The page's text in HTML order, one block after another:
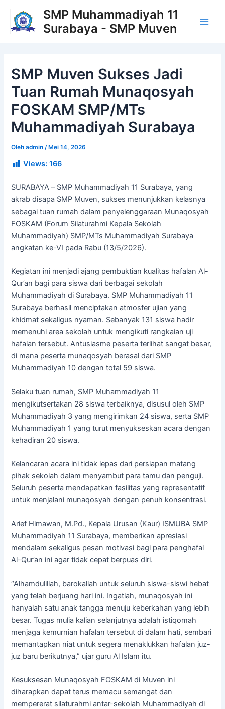
konten
SMP Muhammadiyah 11
Surabaya - SMP Muven
SMP Muven Sukses Jadi
Tuan Rumah Munaqosyah
FOSKAM SMP/MTs
Muhammadiyah Surabaya
Olehadmin/ Mei 14, 2026
Views: 166
SURABAYA – SMP Muhammadiyah 11 Surabaya, yang
akrab disapa SMP Muven, sukses menunjukkan kelasnya
sebagai tuan rumah dalam penyelenggaraan Munaqosyah
FOSKAM (Forum Silaturahmi Kepala Sekolah
Muhammadiyah) SMP/MTs Muhammadiyah Surabaya
angkatan ke-VI pada Rabu (13/5/2026).
Kegiatan ini menjadi ajang pembuktian kualitas hafalan Al-
Qur’an bagi para siswa dari berbagai sekolah
Muhammadiyah di Surabaya. SMP Muhammadiyah 11
Surabaya berhasil menciptakan atmosfer ujian yang
khidmat sekaligus nyaman. Sebanyak 131 siswa hadir
memenuhi area sekolah untuk mengikuti rangkaian uji
hafalan tersebut. Antusiasme peserta terlihat sangat besar,
di mana peserta munaqosyah berasal dari SMP
Muhammadiyah 10 dengan total 59 siswa.
Selaku tuan rumah, SMP Muhammadiyah 11
mengikutsertakan 28 siswa terbaiknya, disusul oleh SMP
Muhammadiyah 3 yang mengirimkan 24 siswa, serta SMP
Muhammadiyah 1 yang turut menyukseskan acara dengan
kehadiran 20 siswa.
Kelancaran acara ini tidak lepas dari persiapan matang
pihak sekolah dalam menyambut para tamu dan penguji.
Seluruh peserta mendapatkan fasilitas yang representatif
untuk menjalani munaqosyah dengan penuh konsentrasi.
Arief Himawan, M.Pd., Kepala Urusan (Kaur) ISMUBA SMP
Muhammadiyah 11 Surabaya, memberikan apresiasi
mendalam sekaligus pesan motivasi bagi para penghafal
Al-Qur’an ini agar tidak cepat berpuas diri.
“Alhamdulillah, barokallah untuk seluruh siswa-siswi hebat
yang telah berjuang hari ini. Ingatlah, munaqosyah ini
hanyalah satu anak tangga menuju keberkahan yang lebih
besar. Tugas mulia kalian selanjutnya adalah istiqomah
menjaga kemurnian hafalan tersebut di dalam hati, sembari
memantapkan niat untuk segera menaklukkan hafalan juz-
juz baru berikutnya,” ujar guru Al Islam itu.
Kesuksesan Munaqosyah FOSKAM di Muven ini
diharapkan dapat terus memacu semangat dan
mempererat silaturahmi antar-sekolah Muhammadiyah di
navigation